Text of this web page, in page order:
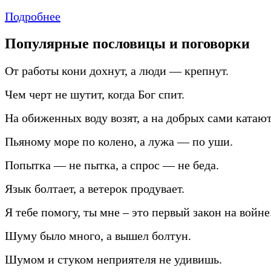
Подробнее
Популярные пословицы и поговорки
От работы кони дохнут, а люди — крепнут.
Чем черт не шутит, когда Бог спит.
На обиженных воду возят, а на добрых сами
Пьяному море по колено, а лужа — по уши.
Попытка — не пытка, а спрос — не беда.
Язык болтает, а ветерок продувает.
Я тебе помогу, ты мне – это первый закон на
Шуму было много, а вышел болтун.
Шумом и стуком неприятеля не удивишь.